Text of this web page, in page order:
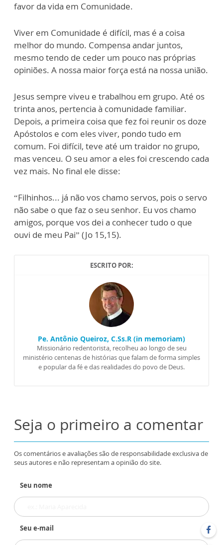
favor da vida em Comunidade.
Viver em Comunidade é difícil, mas é a coisa
melhor do mundo. Compensa andar juntos,
mesmo tendo de ceder um pouco nas próprias
opiniões. A nossa maior força está na nossa união.
Jesus sempre viveu e trabalhou em grupo. Até os
trinta anos, pertencia à comunidade familiar.
Depois, a primeira coisa que fez foi reunir os doze
Apóstolos e com eles viver, pondo tudo em
comum. Foi difícil, teve até um traidor no grupo,
mas venceu. O seu amor a eles foi crescendo cada
vez mais. No final ele disse:
“Filhinhos... já não vos chamo servos, pois o servo
não sabe o que faz o seu senhor. Eu vos chamo
amigos, porque vos dei a conhecer tudo o que
ouvi de meu Pai” (Jo 15,15).
ESCRITO POR:
Pe. Antônio Queiroz, C.Ss.R (in memoriam)
Missionário redentorista, recolheu ao longo de seu
ministério centenas de histórias que falam de forma simples
e popular da fé e das realidades do povo de Deus.
Seja o primeiro a comentar
Os comentários e avaliações são de responsabilidade exclusiva de
seus autores e não representam a opinião do site.
Seu nome
Seu e-mail